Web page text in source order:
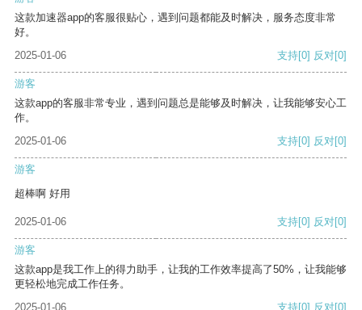
这款加速器app的客服很贴心，遇到问题都能及时解决，服务态度非常
好。
2025-01-06
支持[0] 反对[0]
游客
这款app的客服非常专业，遇到问题总是能够及时解决，让我能够安心工
作。
2025-01-06
支持[0] 反对[0]
游客
超棒啊 好用
2025-01-06 支持[0] 反对[0]
游客
这款app是我工作上的得力助手，让我的工作效率提高了50%，让我能够
更轻松地完成工作任务。
2025-01-06
支持[0] 反对[0]